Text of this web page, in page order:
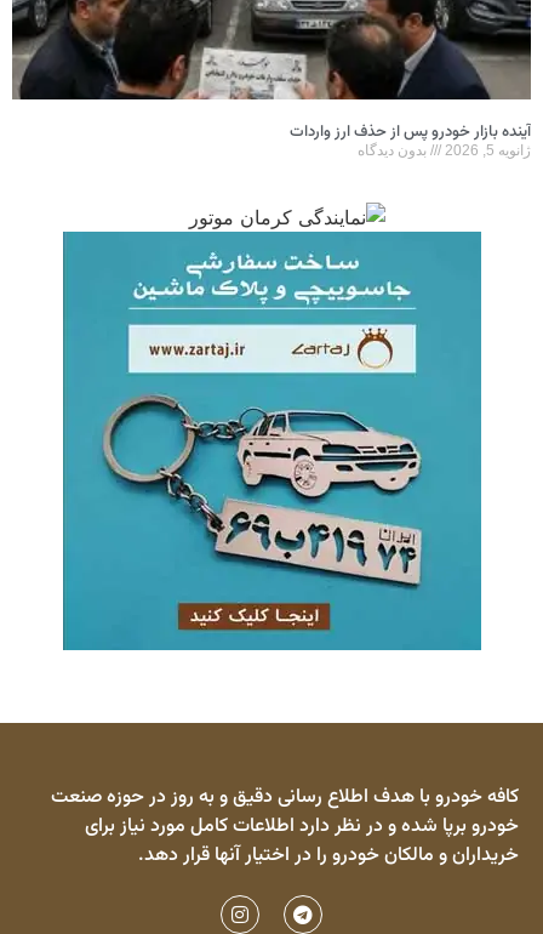
آینده بازار خودرو پس از حذف ارز واردات
ژانویه 5, 2026 بدون دیدگاه
کافه خودرو با هدف اطلاع رسانی دقیق و به روز در حوزه صنعت
خودرو برپا شده و در نظر دارد اطلاعات کامل مورد نیاز برای
خریداران و مالکان خودرو را در اختیار آنها قرار دهد.